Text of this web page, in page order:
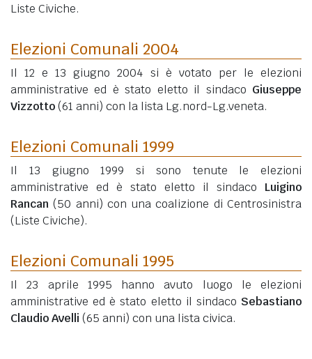
Liste Civiche.
Elezioni Comunali 2004
Il 12 e 13 giugno 2004 si è votato per le elezioni
amministrative ed è stato eletto il sindaco Giuseppe
Vizzotto(61 anni) con la lista Lg.nord-Lg.veneta.
Elezioni Comunali 1999
Il 13 giugno 1999 si sono tenute le elezioni
amministrative ed è stato eletto il sindaco Luigino
Rancan (50 anni) con una coalizione di Centrosinistra
(Liste Civiche).
Elezioni Comunali 1995
Il 23 aprile 1995 hanno avuto luogo le elezioni
amministrative ed è stato eletto il sindaco Sebastiano
Claudio Avelli (65 anni) con una lista civica.